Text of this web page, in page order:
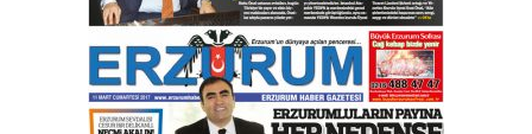
Esat BİNDESEN